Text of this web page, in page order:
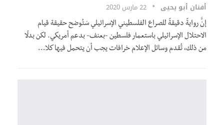
أفنان أبو يحيى 22 مارس 2020
إنَّ روايةً دقيقةً للصراع الفلسطيني الإسرائيلي سَتُوضح حقيقة قيام
الاحتلال الإسرائيلي باستعمار فلسطين -بعنف- بدعم أمريكي. لكن بدلًا
من ذلك، تُقدم وسائل الإعلام خرافات يجب أن يتحمل فيها كلا…